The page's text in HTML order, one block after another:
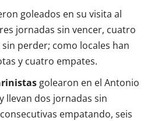
goleados en su visita al
jornadas sin vencer, cuatro
perder; como locales han
y cuatro empates.
golearon en el Antonio
llevan dos jornadas sin
empatando, seis